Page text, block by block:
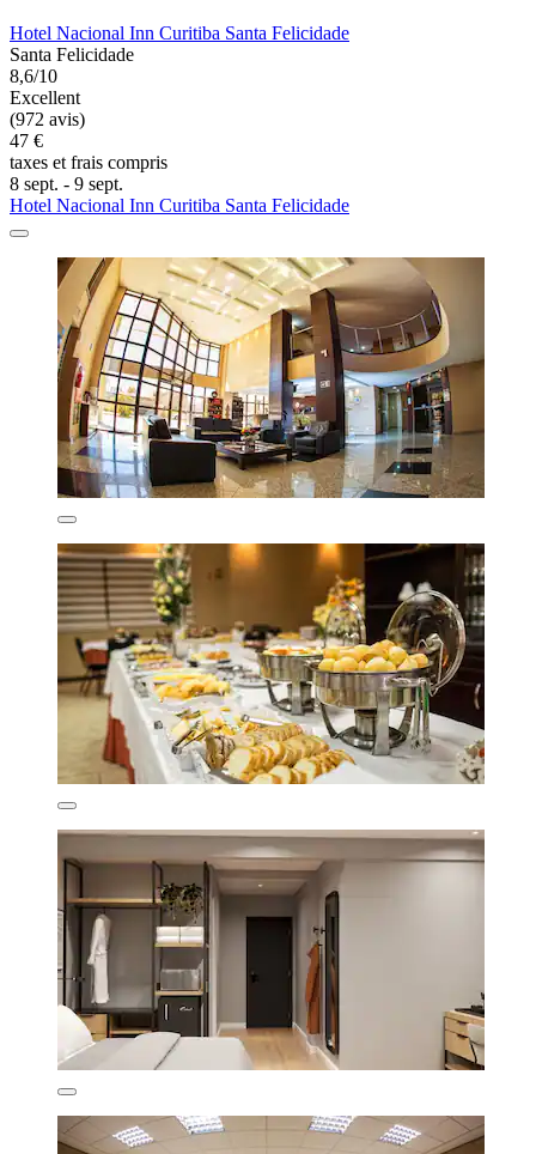
Hotel Nacional Inn Curitiba Santa Felicidade
Santa Felicidade
8,6/10
Excellent
(972 avis)
47 €
taxes et frais compris
8 sept. - 9 sept.
Hotel Nacional Inn Curitiba Santa Felicidade